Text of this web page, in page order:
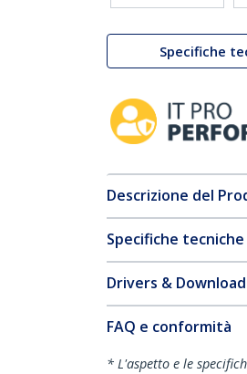
Specifiche
Descrizione del
Specifiche tecniche
Drivers &
FAQ e conformità
* L'aspetto e le